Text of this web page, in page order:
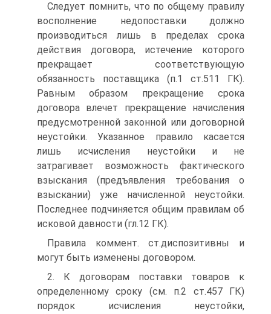
Следует помнить, что по общему правилу
восполнение недопоставки должно
производиться лишь в пределах срока
действия договора, истечение которого
прекращает соответствующую
обязанность поставщика (п.1 ст.511 ГК).
Равным образом прекращение срока
договора влечет прекращение начисления
предусмотренной законной или договорной
неустойки. Указанное правило касается
лишь исчисления неустойки и не
затрагивает возможность фактического
взыскания (предъявления требования о
взыскании) уже начисленной неустойки.
Последнее подчиняется общим правилам об
исковой давности (гл.12 ГК).
Правила коммент. ст.диспозитивны и
могут быть изменены договором.
2. К договорам поставки товаров к
определенному сроку (см. п.2 ст.457 ГК)
порядок исчисления неустойки,